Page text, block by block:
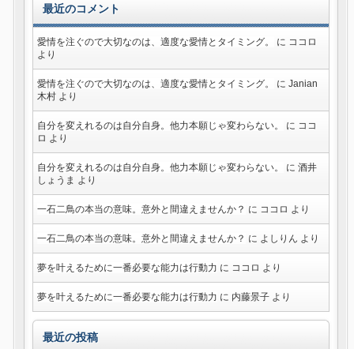
最近のコメント
愛情を注ぐので大切なのは、適度な愛情とタイミング。 に ココロ
より
愛情を注ぐので大切なのは、適度な愛情とタイミング。 に Janian
木村より
自分を変えれるのは自分自身。他力本願じゃ変わらない。 に ココ
ロ より
自分を変えれるのは自分自身。他力本願じゃ変わらない。 に 酒井
しょうま より
一石二鳥の本当の意味。意外と間違えませんか？ に ココロ より
一石二鳥の本当の意味。意外と間違えませんか？ に よしりん より
夢を叶えるために一番必要な能力は行動力 に ココロ より
夢を叶えるために一番必要な能力は行動力 に 内藤景子より
最近の投稿